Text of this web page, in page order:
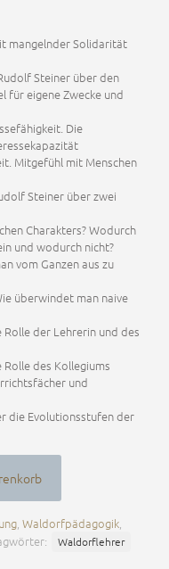
mangelnder Solidarität
Steiner über den
für eigene Zwecke und
Die
Mitgefühl mit Menschen
Steiner über zwei
Charakters? Wodurch
und wodurch nicht?
vom Ganzen aus zu
überwindet man naive
der Lehrerin und des
des Kollegiums
und
die Evolutionsstufen der
, Waldorfpädagogik,
Waldorflehrer